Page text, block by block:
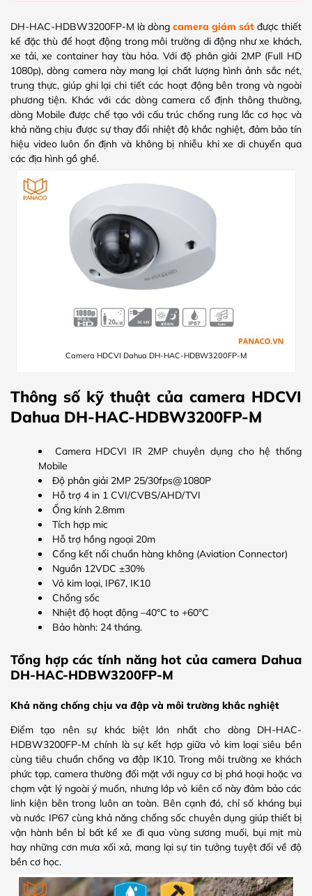
DH-HAC-HDBW3200FP-M là dòng camera giám sát được thiết
kế đặc thù để hoạt động trong môi trường di động như xe khách,
xe tải, xe container hay tàu hỏa. Với độ phân giải 2MP (Full HD
1080p), dòng camera này mang lại chất lượng hình ảnh sắc nét,
trung thực, giúp ghi lại chi tiết các hoạt động bên trong và ngoài
phương tiện. Khác với các dòng camera cố định thông thường,
dòng Mobile được chế tạo với cấu trúc chống rung lắc cơ học và
khả năng chịu được sự thay đổi nhiệt độ khắc nghiệt, đảm bảo tín
hiệu video luôn ổn định và không bị nhiễu khi xe di chuyển qua
các địa hình gồ ghề.
Camera HDCVI Dahua DH-HAC-HDBW3200FP-M
Thông số kỹ thuật của camera HDCVI
Dahua DH-HAC-HDBW3200FP-M
Camera HDCVI IR 2MP chuyên dụng cho hệ thống
Mobile
Độ phân giải 2MP 25/30fps@1080P
Hỗ trợ 4 in 1 CVI/CVBS/AHD/TVI
Ống kính 2.8mm
Tích hợp mic
Hỗ trợ hồng ngoại 20m
Cổng kết nối chuẩn hàng không (Aviation Connector)
Nguồn 12VDC ±30%
Vỏ kim loại, IP67, IK10
Chống sốc
Nhiệt độ hoạt động –40°C to +60°C
Bảo hành: 24 tháng.
Tổng hợp các tính năng hot của camera Dahua
DH-HAC-HDBW3200FP-M
Khả năng chống chịu va đập và môi trường khắc nghiệt
Điểm tạo nên sự khác biệt lớn nhất cho dòng DH-HAC-
HDBW3200FP-M chính là sự kết hợp giữa vỏ kim loại siêu bền
cùng tiêu chuẩn chống va đập IK10. Trong môi trường xe khách
phức tạp, camera thường đối mặt với nguy cơ bị phá hoại hoặc va
chạm vật lý ngoài ý muốn, nhưng lớp vỏ kiên cố này đảm bảo các
linh kiện bên trong luôn an toàn. Bên cạnh đó, chỉ số kháng bụi
và nước IP67 cùng khả năng chống sốc chuyên dụng giúp thiết bị
vận hành bền bỉ bất kể xe đi qua vùng sương muối, bụi mịt mù
hay những cơn mưa xối xả, mang lại sự tin tưởng tuyệt đối về độ
bền cơ học.